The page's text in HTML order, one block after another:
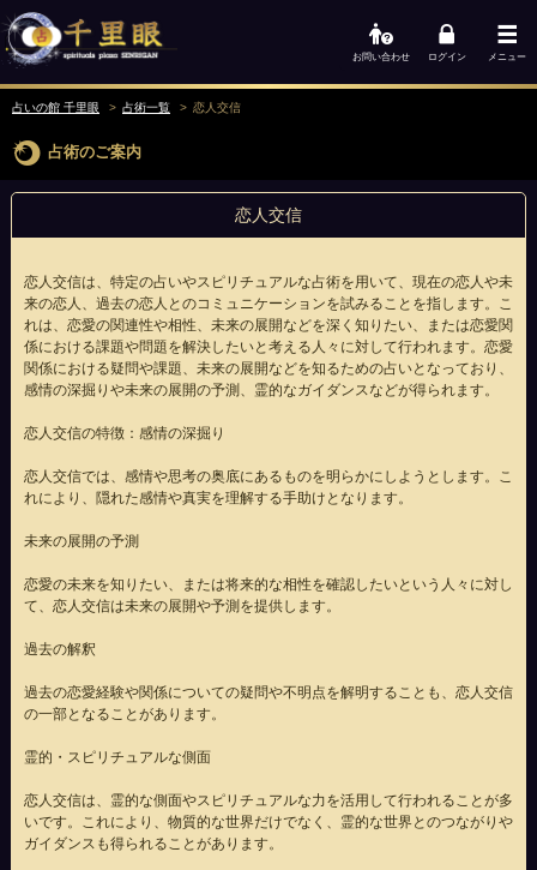
お問い合わせ ログイン メニュー
占いの館 千里眼 占術一覧 恋人交信
占術のご案内
恋人交信
恋人交信は、特定の占いやスピリチュアルな占術を用いて、現在の恋人や未
来の恋人、過去の恋人とのコミュニケーションを試みることを指します。こ
れは、恋愛の関連性や相性、未来の展開などを深く知りたい、または恋愛関
係における課題や問題を解決したいと考える人々に対して行われます。恋愛
関係における疑問や課題、未来の展開などを知るための占いとなっており、
感情の深掘りや未来の展開の予測、霊的なガイダンスなどが得られます。
恋人交信の特徴：感情の深掘り
恋人交信では、感情や思考の奥底にあるものを明らかにしようとします。こ
れにより、隠れた感情や真実を理解する手助けとなります。
未来の展開の予測
恋愛の未来を知りたい、または将来的な相性を確認したいという人々に対し
て、恋人交信は未来の展開や予測を提供します。
過去の解釈
過去の恋愛経験や関係についての疑問や不明点を解明することも、恋人交信
の一部となることがあります。
霊的・スピリチュアルな側面
恋人交信は、霊的な側面やスピリチュアルな力を活用して行われることが多
いです。これにより、物質的な世界だけでなく、霊的な世界とのつながりや
ガイダンスも得られることがあります。